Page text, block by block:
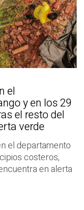
el
y en los 29
el resto del
verde
el departamento
costeros,
en alerta